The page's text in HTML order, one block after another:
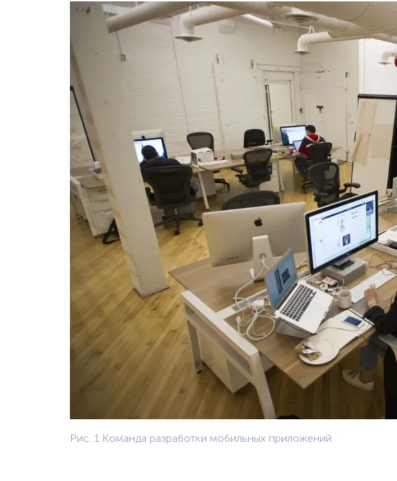
Рис. 1 Команда разработки мобильных приложений